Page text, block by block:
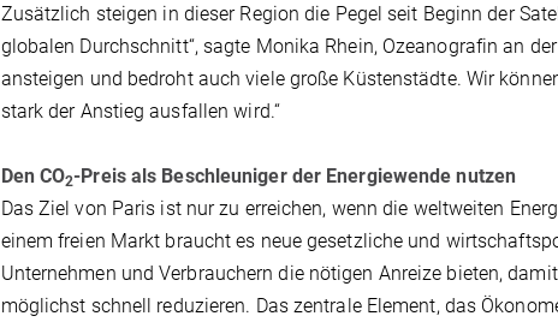
Zusätzlich steigen in dieser Region die Pegel seit Beginn der
globalen Durchschnitt“, sagte Monika Rhein, Ozeanografin an
ansteigen und bedroht auch viele große Küstenstädte. Wir
stark der Anstieg ausfallen wird.“
Den CO2-Preis als Beschleuniger der Energiewende nutzen
Das Ziel von Paris ist nur zu erreichen, wenn die weltweiten
einem freien Markt braucht es neue gesetzliche und
Unternehmen und Verbrauchern die nötigen Anreize bieten,
möglichst schnell reduzieren. Das zentrale Element, das